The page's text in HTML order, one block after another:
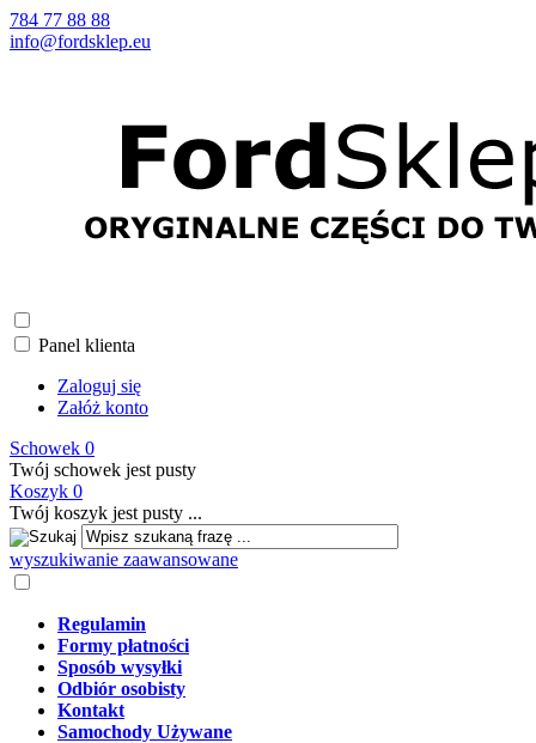
784 77 88 88
info@fordsklep.eu
Panel klienta
Zaloguj się
Załóż konto
Schowek 0
Twój schowek jest pusty
Koszyk 0
Twój koszyk jest pusty ...
wyszukiwanie zaawansowane
Regulamin
Formy płatności
Sposób wysyłki
Odbiór osobisty
Kontakt
Samochody Używane